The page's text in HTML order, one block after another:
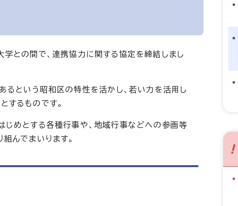
との間で、連携協力に関する協定を締結しまし
るという昭和区の特性を活かし、若い力を活用し
するものです。
じめとする各種行事や、地域行事などへの参画等
んでまいります。